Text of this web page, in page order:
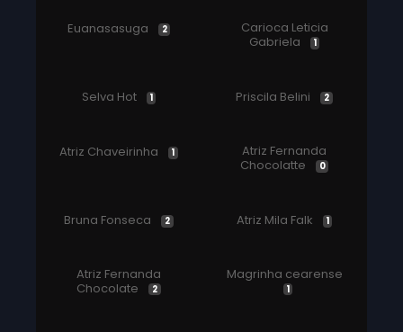
Euanasasuga 2
Carioca Leticia
Gabriela
1
Selva Hot 1 Priscila Belini 2
Atriz Chaveirinha 1
Atriz Fernanda
Chocolatte
0
Bruna Fonseca 2 Atriz Mila Falk 1
Atriz Fernanda
Chocolate
2
Magrinha cearense
1